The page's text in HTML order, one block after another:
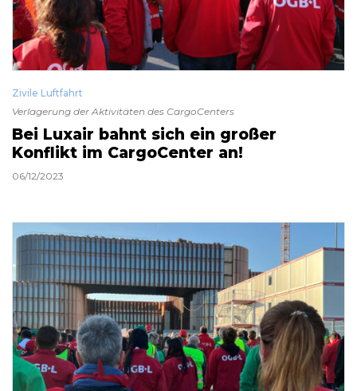
Zivile Luftfahrt
Verlagerung der Aktivitäten des CargoCenters
Bei Luxair bahnt sich ein großer
Konflikt im CargoCenter an!
06/12/2023